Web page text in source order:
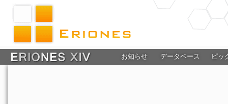
お知らせ データベース ピッ